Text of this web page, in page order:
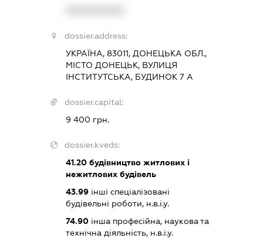
dossier.address:
УКРАЇНА, 83011, ДОНЕЦЬКА ОБЛ.,
МІСТО ДОНЕЦЬК, ВУЛИЦЯ
ІНСТИТУТСЬКА, БУДИНОК 7 А
dossier.capital:
9 400 грн.
dossier.kveds:
41.20 будівництво житлових і
нежитлових будівель
43.99 інші спеціалізовані
будівельні роботи, н.в.і.у.
74.90 інша професійна, наукова та
технічна діяльність, н.в.і.у.